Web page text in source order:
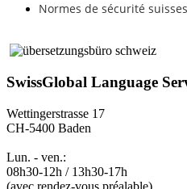
Normes de sécurité
SwissGlobal Language
Wettingerstrasse 17
CH-5400 Baden
Lun. - ven.:
08h30-12h / 13h30-17h
(avec rendez-vous préalable)